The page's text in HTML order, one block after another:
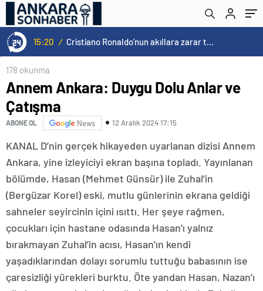
15:20 / Cristiano Ronaldo’nun akıllara zarar tüm kariyerinin istatistiğini çıkardık !
178 okunma
Annem Ankara: Duygu Dolu Anlar ve
Çatışma
ABONE OL News 12 Aralık 2024 17:15
KANAL D’nin gerçek hikayeden uyarlanan dizisi Annem
Ankara, yine izleyiciyi ekran başına topladı. Yayınlanan
bölümde, Hasan (Mehmet Günsür) ile Zuhal’in
(Bergüzar Korel) eski, mutlu günlerinin ekrana geldiği
sahneler seyircinin içini ısıttı. Her şeye rağmen,
çocukları için hastane odasında Hasan’ı yalnız
bırakmayan Zuhal’in acısı, Hasan’ın kendi
yaşadıklarından dolayı sorumlu tuttuğu babasının ise
çaresizliği yürekleri burktu. Öte yandan Hasan, Nazan’ı